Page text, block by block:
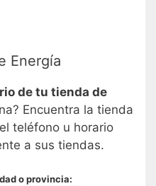
Energía
de tu tienda de
Encuentra la tienda
teléfono u horario
a sus tiendas.
o provincia: